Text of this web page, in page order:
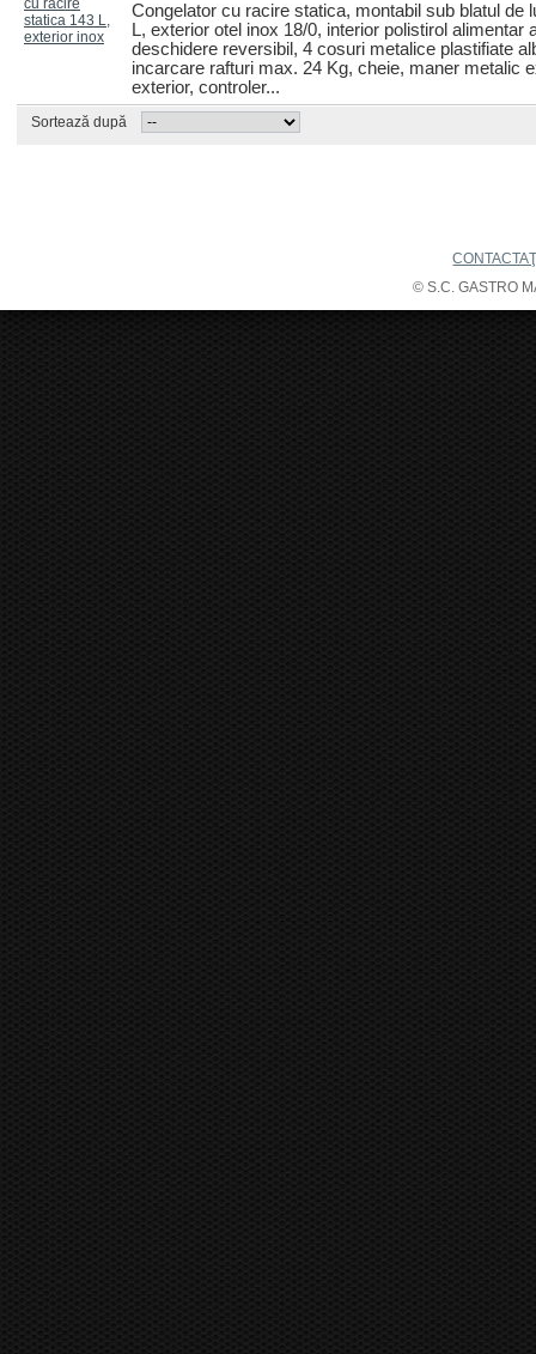
Congelator cu racire statica, montabil sub blatul de
L, exterior otel inox 18/0, interior polistirol alimentar
deschidere reversibil, 4 cosuri metalice plastifiate
incarcare rafturi max. 24 Kg, cheie, maner metalic
exterior, controler...
Sortează după
© S.C. GASTRO